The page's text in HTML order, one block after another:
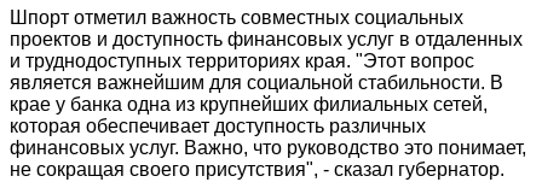
Шпорт отметил важность совместных социальных
проектов и доступность финансовых услуг в отдаленных
и труднодоступных территориях края. "Этот вопрос
является важнейшим для социальной стабильности. В
крае у банка одна из крупнейших филиальных сетей,
которая обеспечивает доступность различных
финансовых услуг. Важно, что руководство это понимает,
не сокращая своего присутствия", - сказал губернатор.